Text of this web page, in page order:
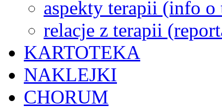
aspekty terapii (info o
relacje z terapii
KARTOTEKA
NAKLEJKI
CHORUM